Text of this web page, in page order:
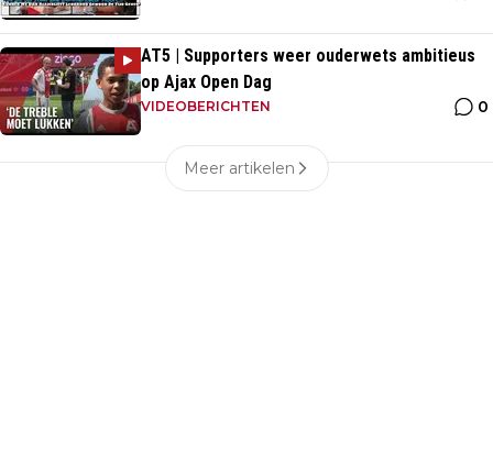
AT5 | Supporters weer ouderwets ambitieus
op Ajax Open Dag
VIDEOBERICHTEN 0
Meer artikelen